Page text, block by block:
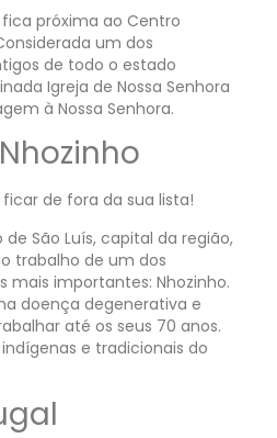
próxima ao Centro
um dos
de todo o estado
Igreja de Nossa Senhora
à Nossa Senhora.
de fora da sua lista!
São Luís, capital da região,
trabalho de um dos
mais importantes: Nhozinho.
doença degenerativa e
até os seus 70 anos.
e tradicionais do